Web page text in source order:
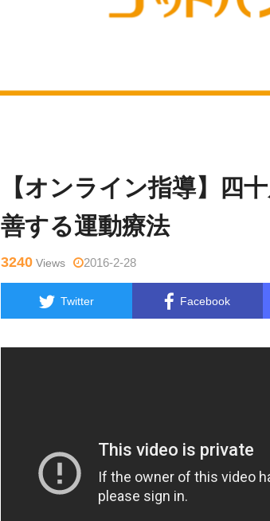
【オンライン指導】四
善する運動療法
3240 Views 2016-2-28
Twitter Facebook